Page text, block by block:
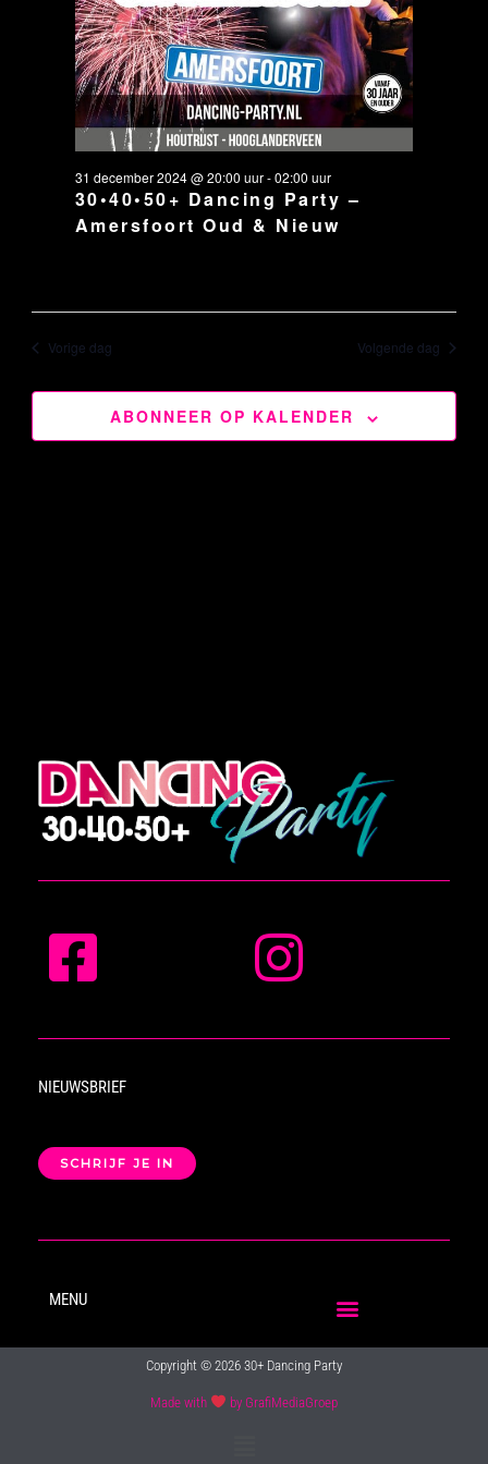
30•40•50+ Dancing Party –
Amersfoort Oud & Nieuw
31 december 2024 @ 20:00 uur-02:00 uur
Vorige dag Volgende dag
ABONNEER OP KALENDER
NIEUWSBRIEF
SCHRIJF JE IN
MENU
Copyright © 2026 30+ Dancing Party
Made with by GrafiMediaGroep